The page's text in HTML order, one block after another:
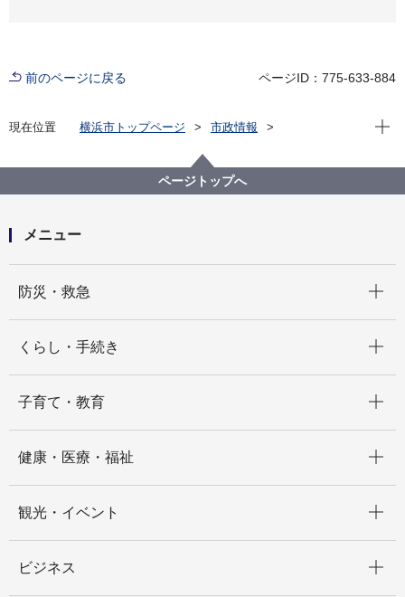
前のページに戻る ページID：775-633-884
現在位置 横浜市トップページ
市政情報
健康寿命の延伸に向けた健康調査研究結果を青葉区役
所が桐蔭学園より頂きました！
現在
ページトップへ
メニュー
防災・救急
くらし・手続き
子育て・教育
健康・医療・福祉
観光・イベント
ビジネス